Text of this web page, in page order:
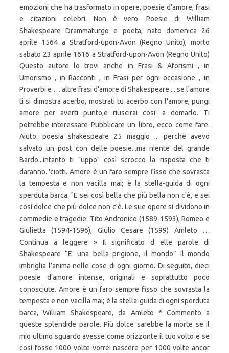
emozioni che ha trasformato in opere, poesie d’amore, frasi
e citazioni celebri. Non è vero. Poesie di William
Shakespeare Drammaturgo e poeta, nato domenica 26
aprile 1564 a Stratford-upon-Avon (Regno Unito), morto
sabato 23 aprile 1616 a Stratford-upon-Avon (Regno Unito)
Questo autore lo trovi anche in Frasi & Aforismi , in
Umorismo , in Racconti , in Frasi per ogni occasione , in
Proverbi e … altre frasi d'amore di Shakespeare ... se l'amore
ti si dimostra acerbo, mostrati tu acerbo con l'amore, pungi
amore per averti punto,e riuscirai cosi' a domarlo. Ti
potrebbe interessare Pubblicare un libro, ecco come fare.
Aiuto: poesia shakespeare 25 maggio ... perchè avevo
salvato un post con delle poesie...ma niente del grande
Bardo...intanto ti "uppo" così scrocco la risposta che ti
daranno..'ciotti. Amore è un faro sempre fisso che sovrasta
la tempesta e non vacilla mai; è la stella-guida di ogni
sperduta barca. "E sei così bella che più bella non c'è, e sei
così dolce che più dolce non c'è. Le sue opere si dividono in
commedie e tragedie: Tito Andronico (1589-1593), Romeo e
Giulietta (1594-1596), Giulio Cesare (1599) Amleto …
Continua a leggere » Il significato d elle parole di
Shakespeare “E’ una bella prigione, il mondo” Il mondo
imbriglia l’anima nelle cose di ogni giorno. Di seguito, dieci
poesie d’amore intense, originali e soprattutto poco
conosciute. Amore è un faro sempre fisso che sovrasta la
tempesta e non vacilla mai; è la stella-guida di ogni sperduta
barca, William Shakespeare, da Amleto * Commento a
queste splendide parole. Più dolce sarebbe la morte se il
mio ultimo sguardo avesse come orizzonte il tuo volto e se
così fosse 1000 volte vorrei nascere per 1000 volte ancor